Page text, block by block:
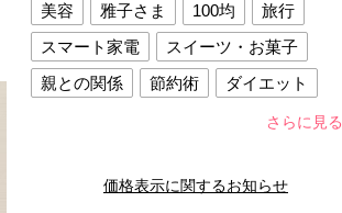
美容 雅子さま 100均
旅行
スマート家電
スイーツ・お菓子
親との関係
節約術
ダイエット
夫との関係
新津春子 どか食い
さらに見る
価格表示に関するお知らせ